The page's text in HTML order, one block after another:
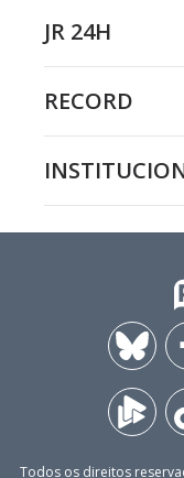
JR 24H
RECORD
Todos os direitos